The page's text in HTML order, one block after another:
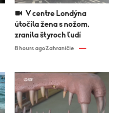
V centre Londýna
útočila žena s nožom,
zranila štyroch ľudí
8 hours agoZahraničie